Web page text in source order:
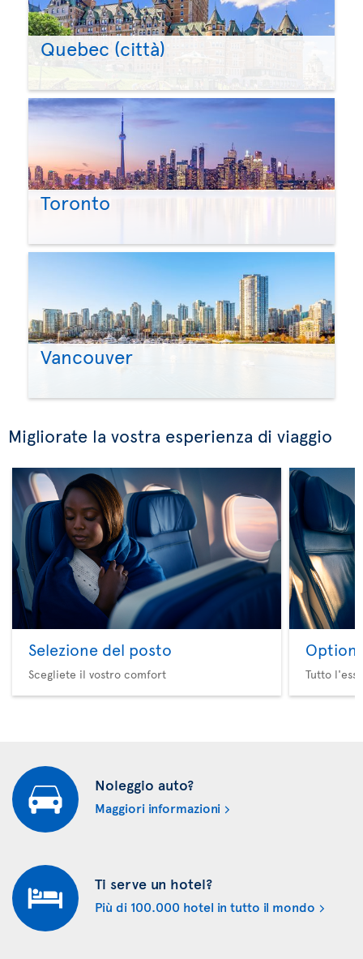
Quebec (città)
Toronto
Vancouver
Migliorate la vostra esperienza di viaggio
Selezione del posto
Scegliete il vostro comfort
Option
Tutto
Noleggio auto?
Maggiori informazioni
Ti serve un hotel?
Più di 100.000 hotel in tutto il mondo